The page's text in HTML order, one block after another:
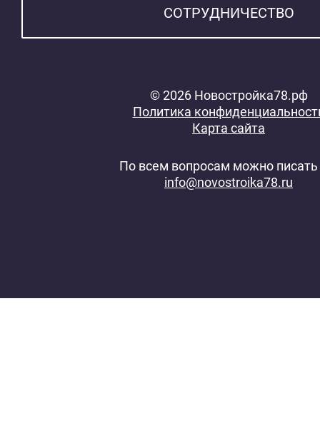
СОТРУДНИЧЕСТВО
© 2026 Новостройка78.рф
Политика
Карта сайта
По всем вопросам можно писать
info@novostroika78.ru